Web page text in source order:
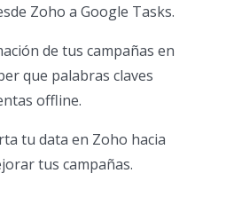
Zoho a Google Tasks.
de tus campañas en
que palabras claves
offline.
tu data en Zoho hacia
tus campañas.